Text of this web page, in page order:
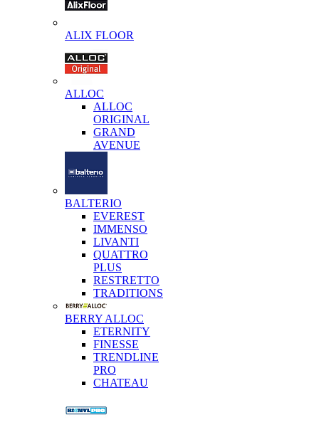
ALIX FLOOR
ALLOC
ALLOC
ORIGINAL
GRAND
AVENUE
BALTERIO
EVEREST
IMMENSO
LIVANTI
QUATTRO
PLUS
RESTRETTO
TRADITIONS
BERRY ALLOC
ETERNITY
FINESSE
TRENDLINE
PRO
CHATEAU